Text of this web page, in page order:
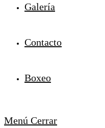
Galería
Contacto
Boxeo
Menú Cerrar